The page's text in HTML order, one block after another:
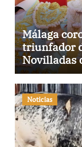
Málaga
triunfador
Novilladas
Noticias